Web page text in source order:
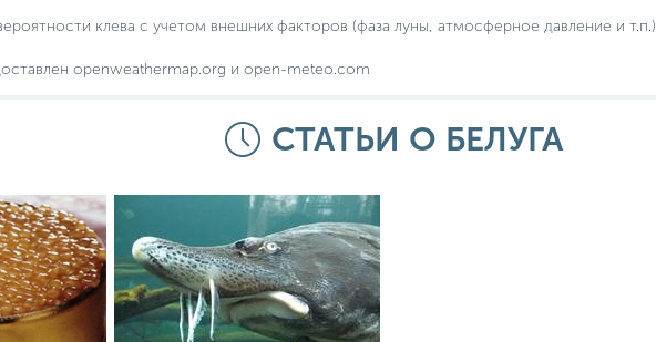
клева с учетом внешних факторов (фаза луны, атмосферное давление и т.п.)
openweathermap.org и open-meteo.com
СТАТЬИ О БЕЛУГА